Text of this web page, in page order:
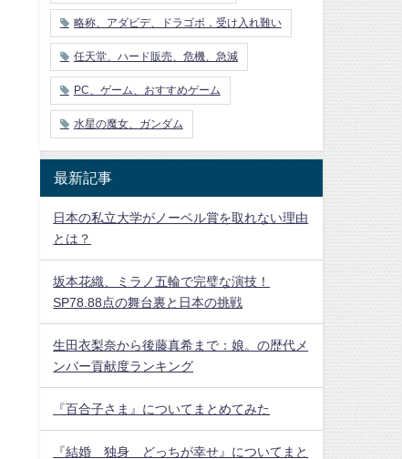
略称、アダビデ、ドラゴボ，受け入れ難い
任天堂、ハード販売、危機、急減
PC、ゲーム、おすすめゲーム
水星の魔女、ガンダム
最新記事
日本の私立大学がノーベル賞を取れない理由
とは？
坂本花織、ミラノ五輪で完璧な演技！
SP78.88点の舞台裏と日本の挑戦
生田衣梨奈から後藤真希まで：娘。の歴代メ
ンバー貢献度ランキング
『百合子さま』についてまとめてみた
『結婚 独身 どっちが幸せ』についてまと